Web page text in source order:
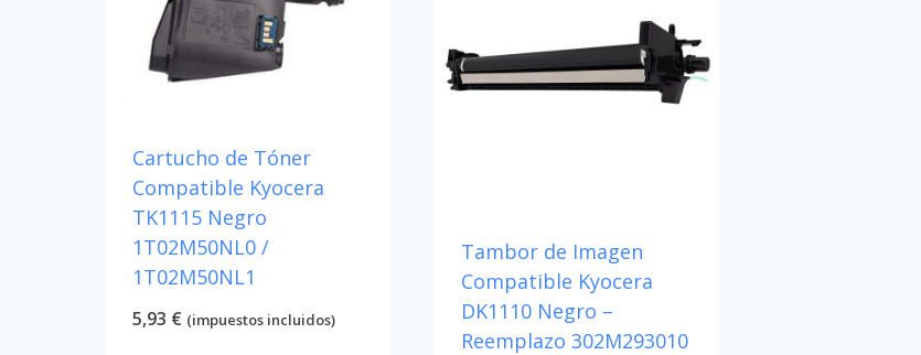
Cartucho de Tóner
Compatible Kyocera
TK1115 Negro
1T02M50NL0 /
1T02M50NL1
5,93 € (impuestos incluidos)
Tambor de Imagen
Compatible Kyocera
DK1110 Negro –
Reemplazo 302M293010